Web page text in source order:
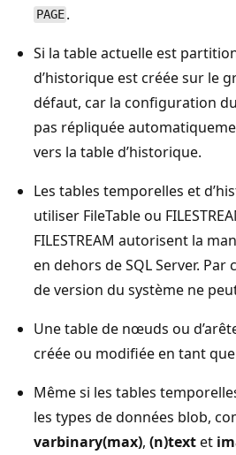
PAGE .
Si la table actuelle est
d’historique est créée sur le
défaut, car la configuration
pas répliquée
vers la table d’historique.
Les tables temporelles et
utiliser FileTable ou
FILESTREAM autorisent la
en dehors de SQL Server.
de version du système ne
Une table de nœuds ou
créée ou modifiée en tant
Même si les tables
les types de données blob,
varbinary(max), (n)textet